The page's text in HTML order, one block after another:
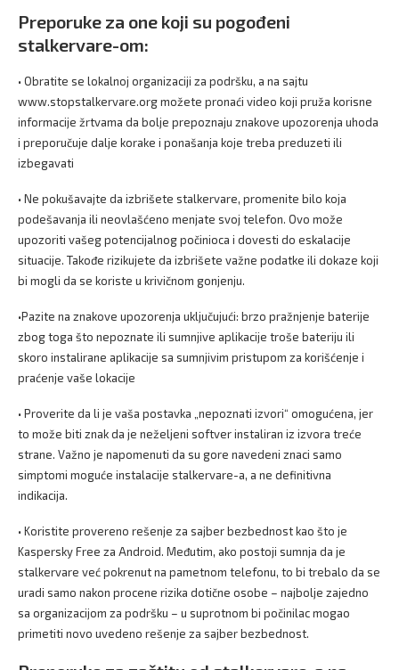
Preporuke za one koji su pogođeni
stalkervare-om:
• Obratite se lokalnoj organizaciji za podršku, a na sajtu
www.stopstalkervare.org možete pronaći video koji pruža korisne
informacije žrtvama da bolje prepoznaju znakove upozorenja uhoda
i preporučuje dalje korake i ponašanja koje treba preduzeti ili
izbegavati
• Ne pokušavajte da izbrišete stalkervare, promenite bilo koja
podešavanja ili neovlašćeno menjate svoj telefon. Ovo može
upozoriti vašeg potencijalnog počinioca i dovesti do eskalacije
situacije. Takođe rizikujete da izbrišete važne podatke ili dokaze koji
bi mogli da se koriste u krivičnom gonjenju.
•Pazite na znakove upozorenja uključujući: brzo pražnjenje baterije
zbog toga što nepoznate ili sumnjive aplikacije troše bateriju ili
skoro instalirane aplikacije sa sumnjivim pristupom za korišćenje i
praćenje vaše lokacije
• Proverite da li je vaša postavka „nepoznati izvori“ omogućena, jer
to može biti znak da je neželjeni softver instaliran iz izvora treće
strane. Važno je napomenuti da su gore navedeni znaci samo
simptomi moguće instalacije stalkervare-a, a ne definitivna
indikacija.
• Koristite provereno rešenje za sajber bezbednost kao što je
Kaspersky Free za Android. Međutim, ako postoji sumnja da je
stalkervare već pokrenut na pametnom telefonu, to bi trebalo da se
uradi samo nakon procene rizika dotične osobe – najbolje zajedno
sa organizacijom za podršku – u suprotnom bi počinilac mogao
primetiti novo uvedeno rešenje za sajber bezbednost.